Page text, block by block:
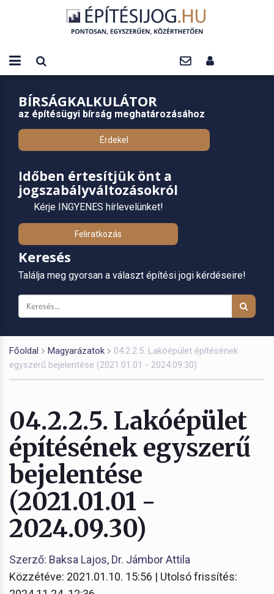
BÍRSÁGKALKULÁTOR
az építésügyi bírság meghatározásához
Érdekel
Időben értesítjük önt a
jogszabályváltozásokról
Kérje INGYENES hírlevelünket!
Feliratkozás
Keresés
Találja meg gyorsan a választ építési jogi kérdéseire!
Főoldal Magyarázatok
04.2.2.5. Lakóépület építésének
egyszerű bejelentése (2021.01.01 - 2024.09.30)
04.2.2.5. Lakóépület
építésének egyszerű
bejelentése
(2021.01.01 -
2024.09.30)
Szerző: Baksa Lajos, Dr. Jámbor Attila
Közzétéve: 2021.01.10. 15:56 | Utolsó frissítés: